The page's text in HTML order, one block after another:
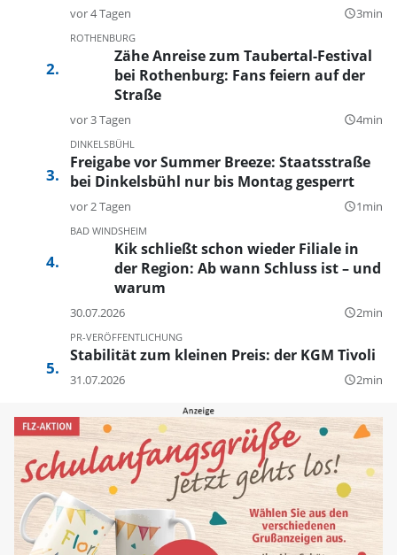
vor 4 Tagen query_builder3min
ROTHENBURG
Zähe Anreise zum Taubertal-Festival
bei Rothenburg: Fans feiern auf der
Straße
vor 3 Tagen query_builder4min
DINKELSBÜHL
Freigabe vor Summer Breeze: Staatsstraße
bei Dinkelsbühl nur bis Montag gesperrt
vor 2 Tagen query_builder1min
BAD WINDSHEIM
Kik schließt schon wieder Filiale in
der Region: Ab wann Schluss ist – und
warum
30.07.2026 query_builder2min
PR-VERÖFFENTLICHUNG
Stabilität zum kleinen Preis: der KGM Tivoli
31.07.2026 query_builder2min